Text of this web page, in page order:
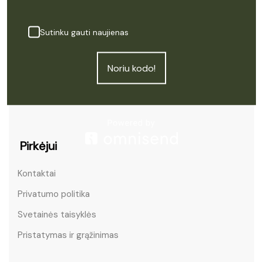
Produktai
Pirkėjui
Kontaktai
Privatumo politika
Svetainės taisyklės
Pristatymas ir grąžinimas
Sutinku gauti naujienas
Noriu kodo!